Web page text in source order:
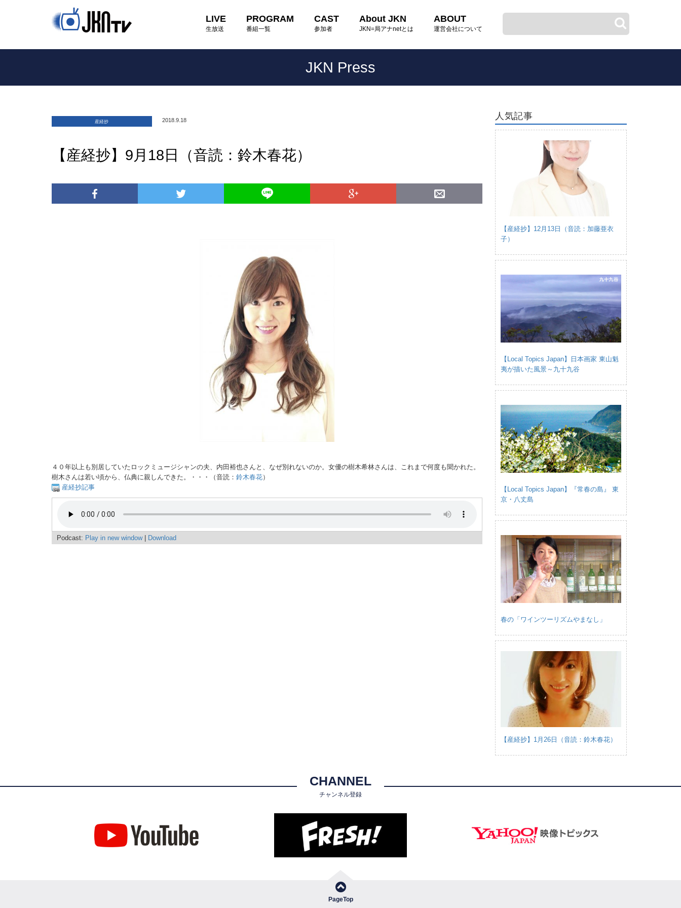
LIVE
生放送
PROGRAM
番組一覧
CAST
参加者
About JKN
JKN=局アナnetとは
ABOUT
運営会社について
JKN Press
産経抄 2018.9.18
【産経抄】9月18日（音読：鈴木春花）
４０年以上も別居していたロックミュージシャンの夫、内田裕也さんと、なぜ別れないのか。女優の樹木希林さんは、これまで何度も聞かれた。
樹木さんは若い頃から、仏典に親しんできた。・・・（音読： 鈴木春花）
産経抄記事
Podcast: Play in new window| Download
人気記事
【産経抄】12月13日（音読：加藤亜衣
子）
【Local Topics Japan】日本画家 東山魁
夷が描いた風景～九十九谷
【Local Topics Japan】『常春の島』 東
京・八丈島
春の「ワインツーリズムやまなし」
【産経抄】1月26日（音読：鈴木春花）
CHANNEL
チャンネル登録
PageTop